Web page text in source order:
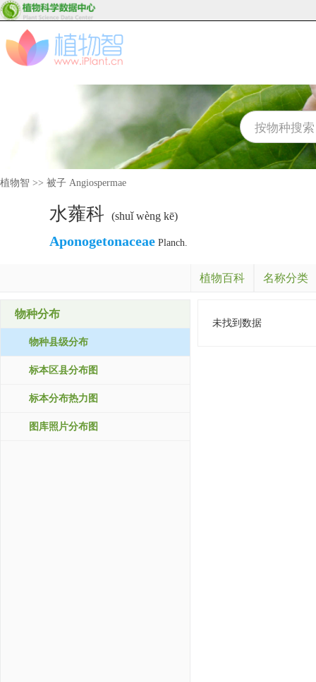
植物智 >> 被子 Angiospermae
水蕹科 (shuǐ wèng kē)
Aponogetonaceae Planch.
植物百科 名称分类
物种分布
物种县级分布
标本区县分布图
标本分布热力图
图库照片分布图
未找到数据